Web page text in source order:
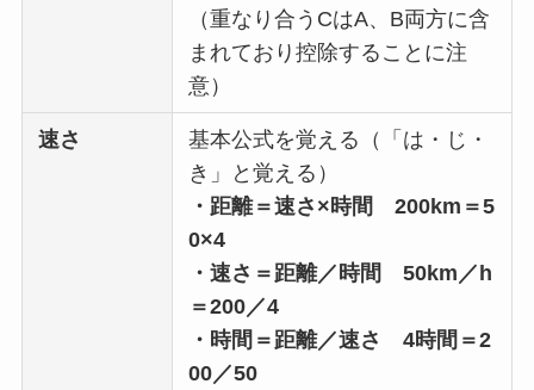
（重なり合うCはA、B両方に含
まれており控除することに注
意）
速さ
基本公式を覚える（「は・じ・
き」と覚える）
・距離＝速さ×時間 200km＝5
0×4
・速さ＝距離／時間 50km／h
＝200／4
・時間＝距離／速さ 4時間＝2
00／50